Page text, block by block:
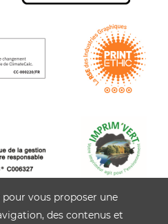
vous proposer une
des contenus et